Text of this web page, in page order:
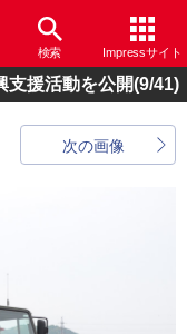
検索 Impressサイト
支援活動を公開(9/41)
次の画像